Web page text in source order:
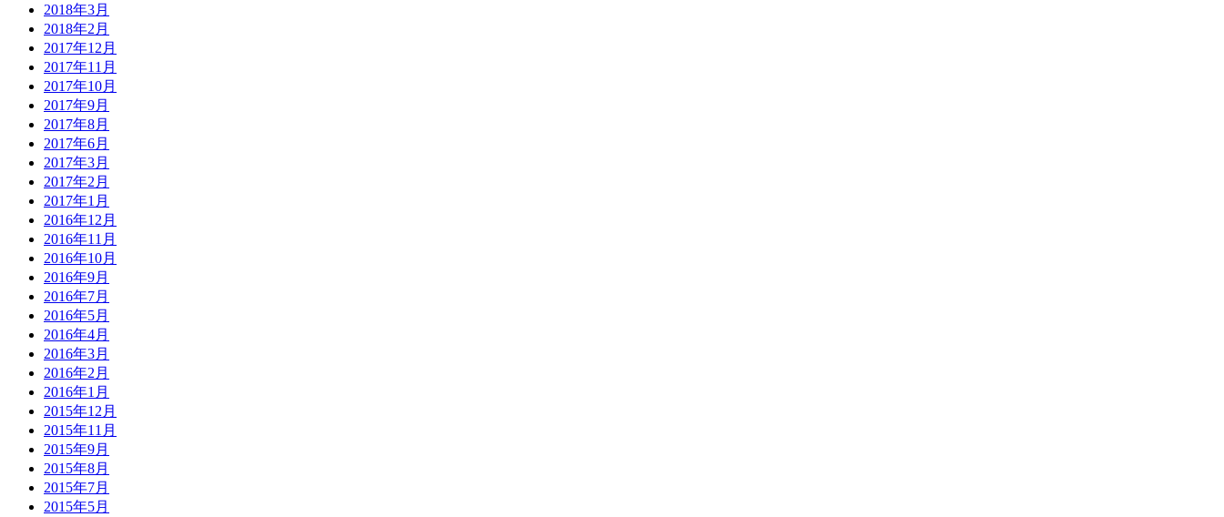
2018年3月
2018年2月
2017年12月
2017年11月
2017年10月
2017年9月
2017年8月
2017年6月
2017年3月
2017年2月
2017年1月
2016年12月
2016年11月
2016年10月
2016年9月
2016年7月
2016年5月
2016年4月
2016年3月
2016年2月
2016年1月
2015年12月
2015年11月
2015年9月
2015年8月
2015年7月
2015年5月